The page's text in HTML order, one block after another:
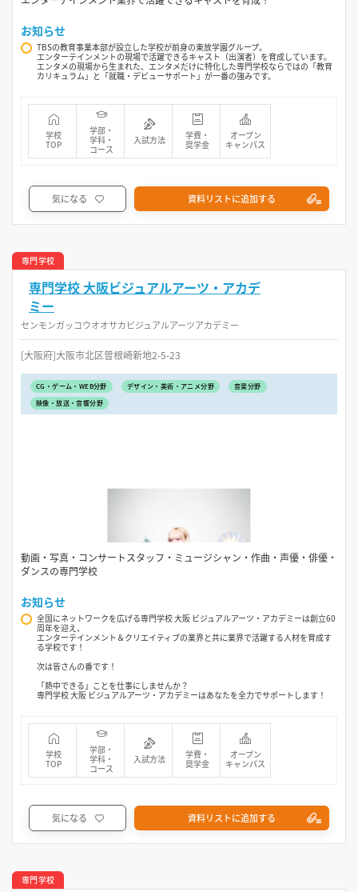
お知らせ
TBSの教育事業本部が設立した学校が前身の東放学園グループ。
エンターテインメントの現場で活躍できるキャスト（出演者）を育成しています。
エンタメの現場から生まれた、エンタメだけに特化した専門学校ならではの「教育
カリキュラム」と「就職・デビューサポート」が一番の強みです。
学校
TOP
学部・
学科・
コース
入試方法
学費・
奨学金
オープン
キャンパス
気になる 資料リストに追加する
専門学校
専門学校 大阪ビジュアルアーツ・アカデ
ミー
センモンガッコウオオサカビジュアルアーツアカデミー
[大阪府]大阪市北区曽根崎新地2-5-23
CG・ゲーム・WEB分野 デザイン・美術・アニメ分野
音楽分野
映像・放送・音響分野
動画・写真・コンサートスタッフ・ミュージシャン・作曲・声優・俳優・
ダンスの専門学校
お知らせ
全国にネットワークを広げる専門学校 大阪 ビジュアルアーツ・アカデミーは創立60
周年を迎え、
エンターテインメント＆クリエイティブの業界と共に業界で活躍する人材を育成す
る学校です！
次は皆さんの番です！
「熱中できる」ことを仕事にしませんか？
専門学校 大阪 ビジュアルアーツ・アカデミーはあなたを全力でサポートします！
学校
TOP
学部・
学科・
コース
入試方法
学費・
奨学金
オープン
キャンパス
気になる 資料リストに追加する
専門学校